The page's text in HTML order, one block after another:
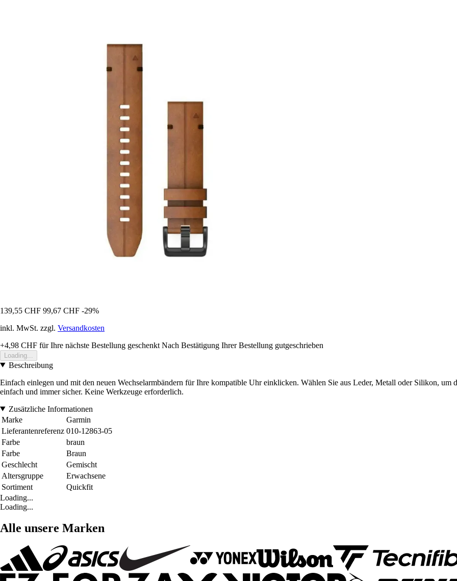
139,55 CHF 99,67 CHF -29%
inkl. MwSt. zzgl. Versandkosten
+4,98 CHF für Ihre nächste Bestellung geschenkt Nach Bestätigung Ihrer Bestellung gutgeschrieben
Loading...
Beschreibung
Einfach einlegen und mit den neuen Wechselarmbändern für Ihre kompatible Uhr einklicken. Wählen Sie aus Leder, Metall oder Silikon, um
einfach und immer sicher. Keine Werkzeuge erforderlich.
Zusätzliche Informationen
Marke
Garmin
Lieferantenreferenz 010-12863-05
Farbe
braun
Farbe
Braun
Geschlecht
Gemischt
Altersgruppe
Erwachsene
Sortiment
Quickfit
Loading...
Loading...
Alle unsere Marken